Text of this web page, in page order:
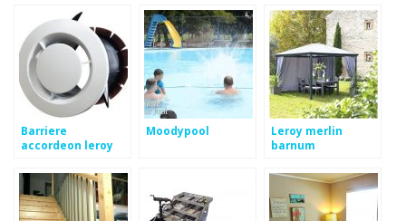
Barriere
accordeon leroy
Moodypool
Leroy merlin
barnum